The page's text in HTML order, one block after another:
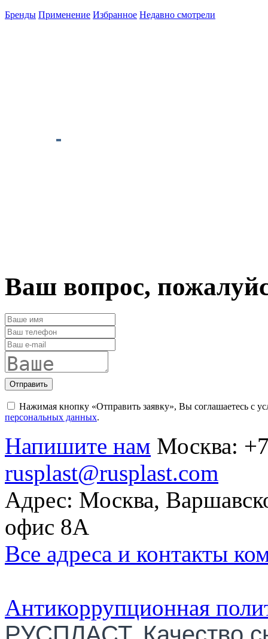
Бренды Применение Избранное Недавно смотрели
Ваш вопрос,
Отправить
Нажимая кнопку «Отправить заявку», Вы соглашаетесь с
персональных данных.
Напишите нам Москва:
rusplast@rusplast.com
Адрес: Москва,
офис 8А
Все адреса и контакты
Антикоррупционная